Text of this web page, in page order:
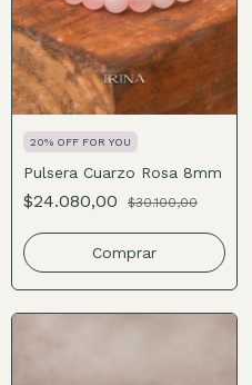
20% OFF FOR YOU
Pulsera Cuarzo Rosa 8mm
$24.080,00 $30.100,00
Comprar